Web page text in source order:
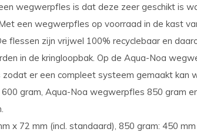
wegwerpfles is dat deze zeer geschikt is
een wegwerpfles op voorraad in de kast
flessen zijn vrijwel 100% recyclebaar en
in de kringloopbak. Op de Aqua-Noa
er een compleet systeem gemaakt kan
gram, Aqua-Noa wegwerpfles 850 gram
x 72 mm (incl. standaard), 850 gram: 450 mm